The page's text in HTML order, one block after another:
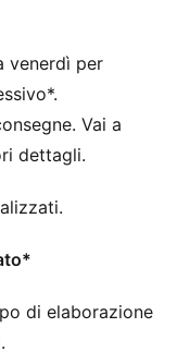
venerdì per
Vai a
dettagli.
di elaborazione